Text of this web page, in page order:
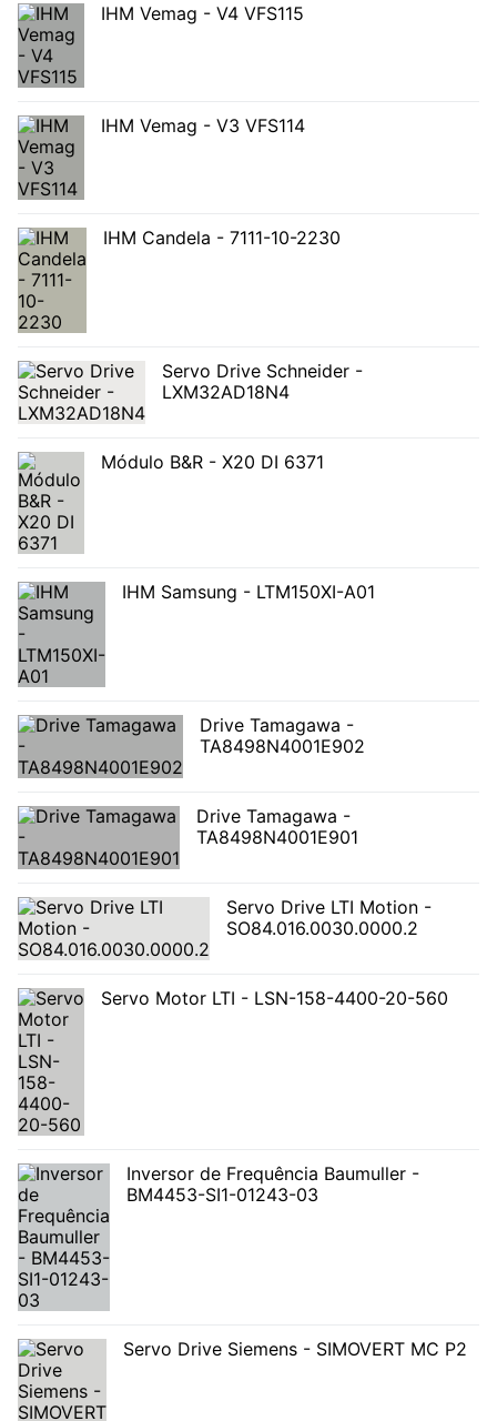
IHM Vemag - V4 VFS115
IHM Vemag - V3 VFS114
IHM Candela - 7111-10-2230
Servo Drive Schneider -
LXM32AD18N4
Módulo B&R - X20 DI 6371
IHM Samsung - LTM150XI-A01
Drive Tamagawa -
TA8498N4001E902
Drive Tamagawa -
TA8498N4001E901
Servo Drive LTI Motion -
SO84.016.0030.0000.2
Servo Motor LTI - LSN-158-4400-20-560
Inversor de Frequência Baumuller -
BM4453-SI1-01243-03
Servo Drive Siemens - SIMOVERT MC P2